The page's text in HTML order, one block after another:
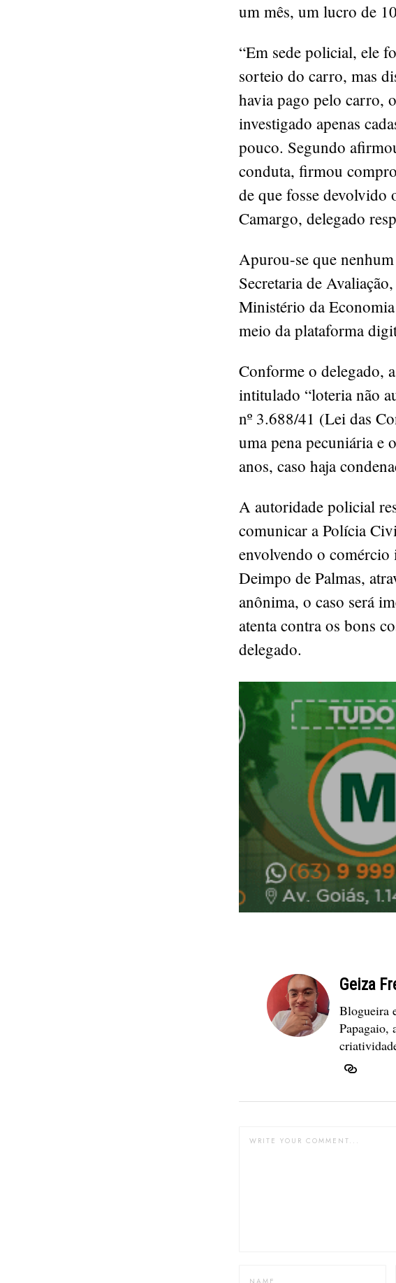
um mês, um lucro de
“Em sede policial, ele
sorteio do carro, mas
havia pago pelo carro,
investigado apenas
pouco. Segundo
conduta, firmou
de que fosse devolvido
Camargo, delegado
Apurou-se que
Secretaria de
Ministério da
meio da plataforma
Conforme o delegado,
intitulado “loteria não
nº 3.688/41 (Lei das
uma pena pecuniária e
anos, caso haja
A autoridade policial
comunicar a Polícia
envolvendo o comércio
Deimpo de Palmas,
anônima, o caso será
atenta contra os bons
delegado.
Geiza
Blogueira
Papagaio,